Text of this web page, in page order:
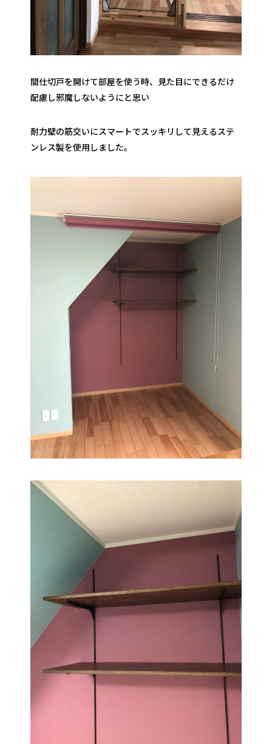
間仕切戸を開けて部屋を使う時、見た目にできるだけ
配慮し邪魔しないようにと思い
耐力壁の筋交いにスマートでスッキリして見えるステ
ンレス製を使用しました。